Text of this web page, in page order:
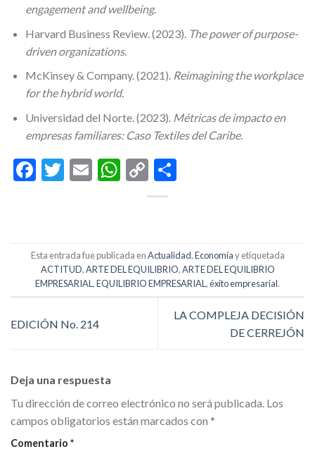
engagement and wellbeing.
Harvard Business Review. (2023). The power of purpose-
driven organizations.
McKinsey & Company. (2021). Reimagining the workplace
for the hybrid world.
Universidad del Norte. (2023). Métricas de impacto en
empresas familiares: Caso Textiles del Caribe.
Facebook
Twitter
EmailWhatsApp
Copy
Link
Esta entrada fue publicada enActualidad,Economíay etiquetada
ACTITUD,ARTE DEL EQUILIBRIO,ARTE DEL EQUILIBRIO
EMPRESARIAL,EQUILIBRIO EMPRESARIAL,éxito empresarial.
EDICIÓN No. 214
LA COMPLEJA DECISIÓN
DE CERREJÓN
Deja una respuesta
Tu dirección de correo electrónico no será publicada. Los
campos obligatorios están marcados con *
Comentario *